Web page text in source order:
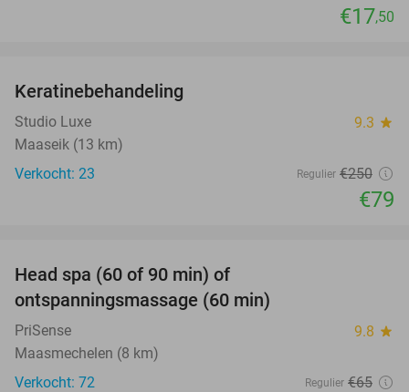
€17,50
Keratinebehandeling
Studio Luxe 9.3 star
Maaseik (13 km)
Verkocht: 23
Regulier €250
€79
Head spa (60 of 90 min) of
ontspanningsmassage (60 min)
PriSense 9.8 star
Maasmechelen (8 km)
Verkocht: 72
Regulier €65